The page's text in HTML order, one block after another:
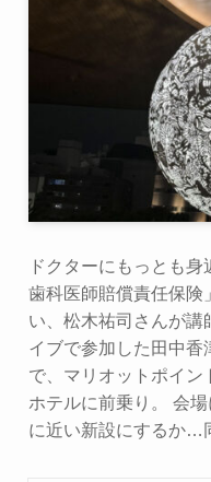
ドクターにもっとも
歯科医師賠償責任保険
い、松木祐司さんが講
イブで参加した田中香
で、マリオットポイ
ホテルに前乗り。 会
に近い新設にするか…